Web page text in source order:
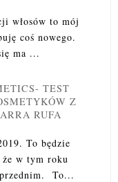
włosów to mój
coś nowego.
ma ...
TEST
Z
RUFA
To będzie
w tym roku
To...